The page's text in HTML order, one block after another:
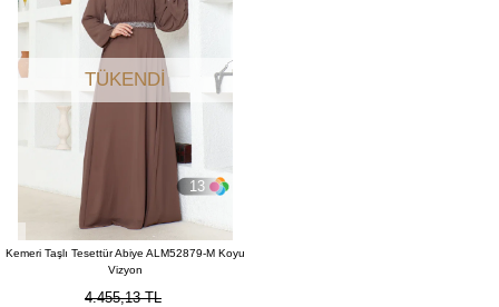
13
TÜKENDI
Kemeri Taşlı Tesettür Abiye ALM52879-M Koyu
Vizyon
4.455,13 TL